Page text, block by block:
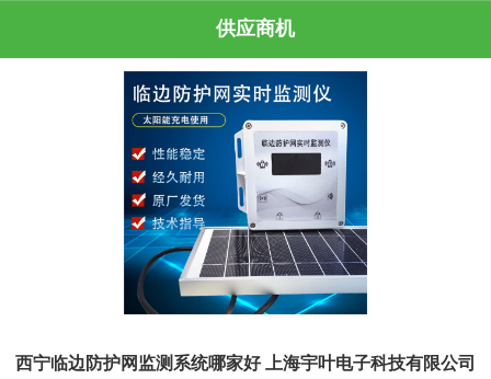
供应商机
西宁临边防护网监测系统哪家好 上海宇叶电子科技有限公司